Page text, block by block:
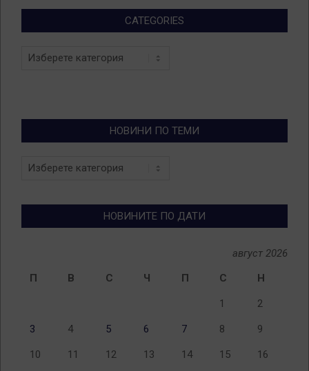
CATEGORIES
Categories
НОВИНИ ПО ТЕМИ
Новини
НОВИНИТЕ ПО ДАТИ
август 2026
П
В С Ч П С Н
1 2
3 4 5 6 7 8 9
10 11 12 13 14 15 16